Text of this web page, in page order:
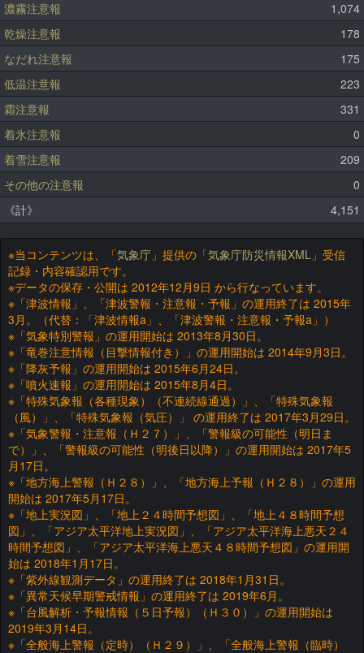
濃霧注意報
1,074
乾燥注意報
178
なだれ注意報
175
低温注意報
223
霜注意報
331
着氷注意報
0
着雪注意報
209
その他の注意報
0
《計》
4,151
※当コンテンツは、「気象庁 」提供の「気象庁防災情報XML 」受信
記録・内容確認用です。
※データの保存・公開は 2012年12月9日 から行なっています。
※「津波情報」、「津波警報・注意報・予報」の運用終了は 2015年
3月。（代替：「津波情報a」、「津波警報・注意報・予報a」）
※「気象特別警報」の運用開始は 2013年8月30日。
※「竜巻注意情報（目撃情報付き）」の運用開始は 2014年9月3日。
※「降灰予報」の運用開始は 2015年6月24日。
※「噴火速報」の運用開始は 2015年8月4日。
※「特殊気象報（各種現象）（不連続線通過）」、「特殊気象報
（風）」、「特殊気象報（気圧）」 の運用終了は 2017年3月29日。
※「気象警報・注意報（Ｈ２７）」、「警報級の可能性（明日ま
で）」、「警報級の可能性（明後日以降）」の運用開始は 2017年5
月17日。
※「地方海上警報（Ｈ２８）」、「地方海上予報（Ｈ２８）」の運用
開始は 2017年5月17日。
※「地上実況図」、「地上２４時間予想図」、「地上４８時間予想
図」、「アジア太平洋地上実況図」、「アジア太平洋海上悪天２４
時間予想図」、「アジア太平洋海上悪天４８時間予想図」の運用開
始は 2018年1月17日。
※「紫外線観測データ」の運用終了は 2018年1月31日。
※「異常天候早期警戒情報」の運用終了は 2019年6月。
※「台風解析・予報情報（５日予報）（Ｈ３０）」の運用開始は
2019年3月14日。
※「全般海上警報（定時）（Ｈ２９）」、「全般海上警報（臨時）